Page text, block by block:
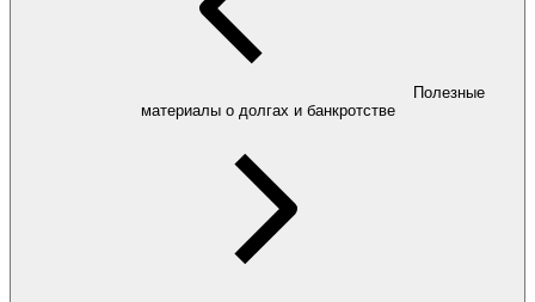
Полезные
материалы о долгах и банкротстве